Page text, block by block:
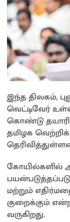
இந்த திலகம்,
வெட்டிவேர்
கொண்டு
தமிழக
கோயில்களில்
மற்றும்
குறைக்கும்
வருகிறது.